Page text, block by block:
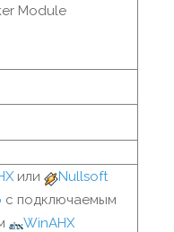
Module
или
Nullsoft
с подключаемым
WinAHX